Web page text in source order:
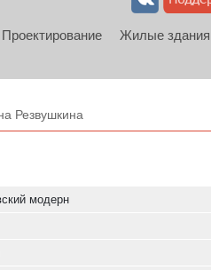
Проектирование Жилые здания
Резвушкина
модерн